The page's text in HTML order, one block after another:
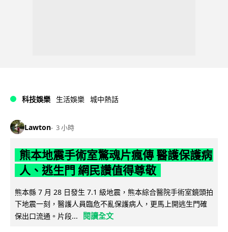
科技娛樂 生活娛樂 城中熱話
Lawton 3 小時
熊本地震手術室驚魂片瘋傳 醫護保護病
人、逃生門 網民讚值得尊敬
熊本縣 7 月 28 日發生 7.1 級地震，熊本綜合醫院手術室鏡頭拍
下地震一刻，醫護人員臨危不亂保護病人，更馬上開逃生門確
保出口流通。片段...
閱讀全文